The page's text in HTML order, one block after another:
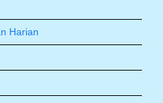
Harian